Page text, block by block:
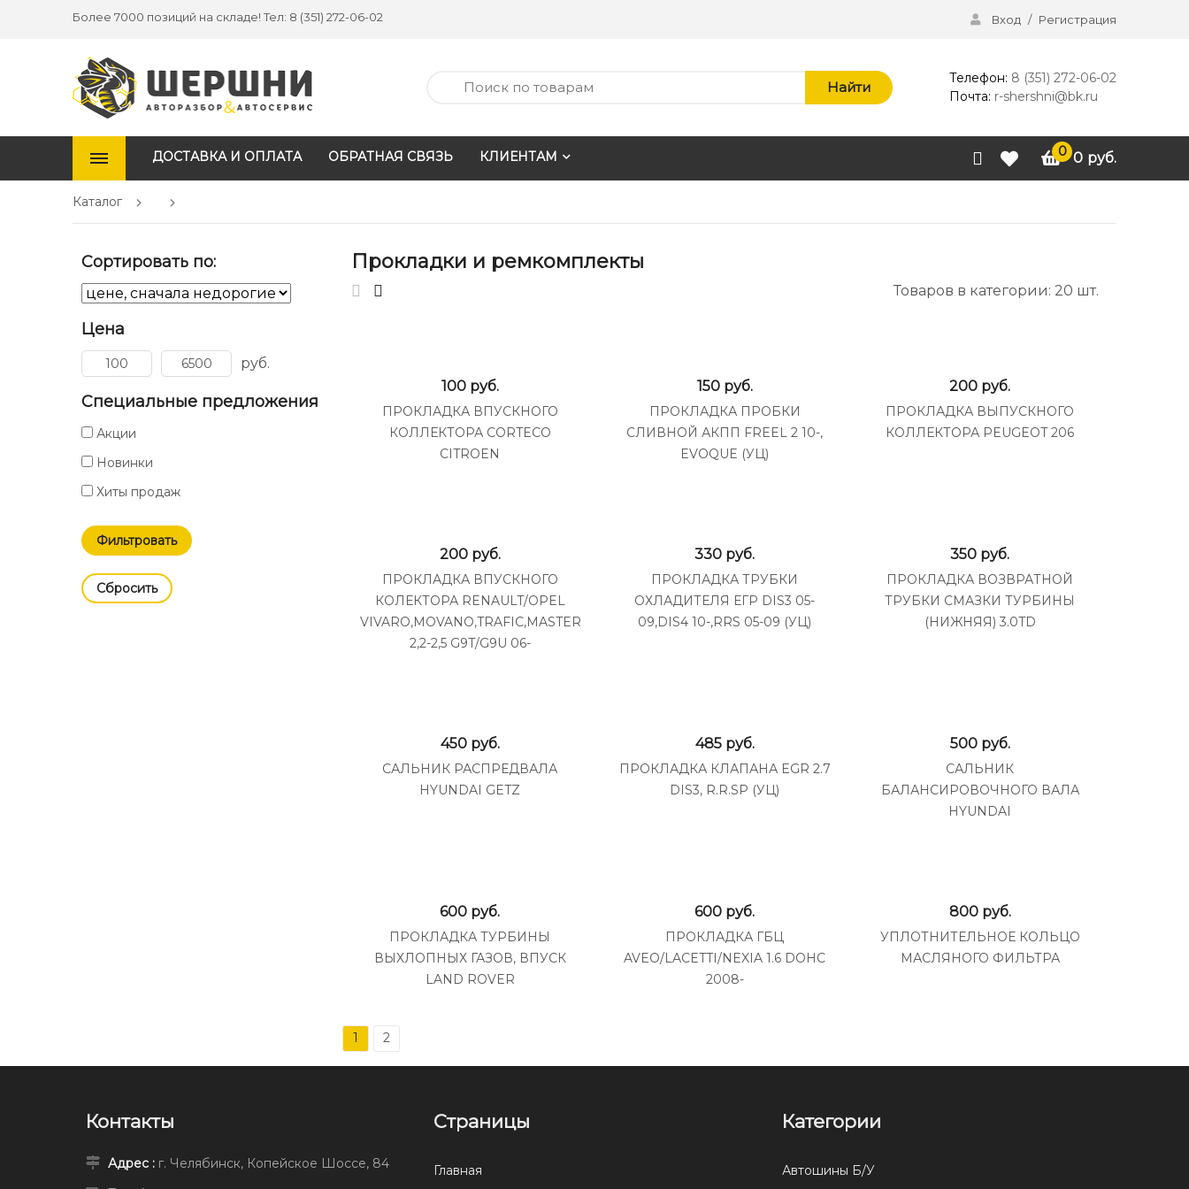
Более 7000 позиций на складе! Тел: 8 (351) 272-06-02 Вход / Регистрация
Найти
Телефон: 8 (351) 272-06-02
Почта: r-shershni@bk.ru
ДОСТАВКА И ОПЛАТА ОБРАТНАЯ СВЯЗЬ КЛИЕНТАМ 0 0 руб.
Каталог
Сортировать по:
Цена
руб.
Специальные предложения
Акции
Новинки
Хиты продаж
Cбросить
Прокладки и ремкомплекты
Товаров в категории: 20 шт.
100 руб.
ПРОКЛАДКА ВПУСКНОГО
КОЛЛЕКТОРА CORTECO
CITROEN
150 руб.
ПРОКЛАДКА ПРОБКИ
СЛИВНОЙ АКПП FREEL 2 10-,
EVOQUE (УЦ)
200 руб.
ПРОКЛАДКА ВЫПУСКНОГО
КОЛЛЕКТОРА PEUGEOT 206
200 руб.
ПРОКЛАДКА ВПУСКНОГО
КОЛЕКТОРА RENAULT/OPEL
VIVARO,MOVANO,TRAFIC,MASTER
2,2-2,5 G9T/G9U 06-
330 руб.
ПРОКЛАДКА ТРУБКИ
ОХЛАДИТЕЛЯ ЕГР DIS3 05-
09,DIS4 10-,RRS 05-09 (УЦ)
350 руб.
ПРОКЛАДКА ВОЗВРАТНОЙ
ТРУБКИ СМАЗКИ ТУРБИНЫ
(НИЖНЯЯ) 3.0TD
450 руб.
САЛЬНИК РАСПРЕДВАЛА
HYUNDAI GETZ
485 руб.
ПРОКЛАДКА КЛАПАНА EGR 2.7
DIS3, R.R.SP (УЦ)
500 руб.
САЛЬНИК
БАЛАНСИРОВОЧНОГО ВАЛА
HYUNDAI
600 руб.
ПРОКЛАДКА ТУРБИНЫ
ВЫХЛОПНЫХ ГАЗОВ, ВПУСК
LAND ROVER
600 руб.
ПРОКЛАДКА ГБЦ
AVEO/LACETTI/NEXIA 1.6 DOHC
2008-
800 руб.
УПЛОТНИТЕЛЬНОЕ КОЛЬЦО
МАСЛЯНОГО ФИЛЬТРА
1 2
Контакты
Адрес : г. Челябинск, Копейское Шоссе, 84
Страницы
Главная
Категории
Автошины Б/У